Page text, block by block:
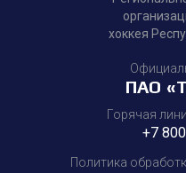
хоккея
ПАО
Горячая
+7
Политика